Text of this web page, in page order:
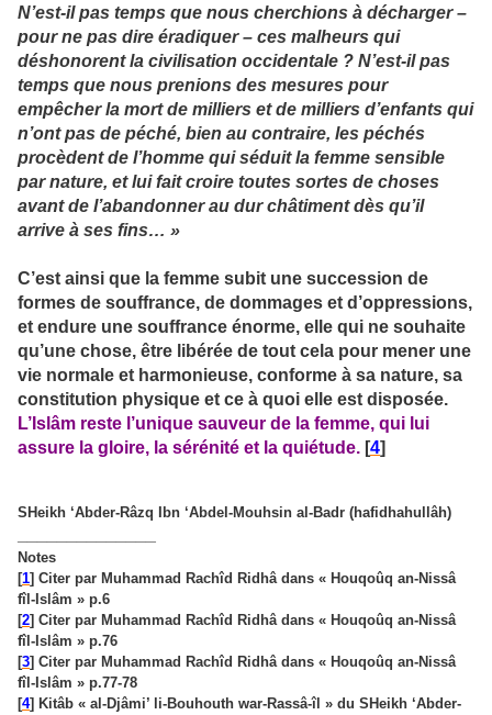
N’est-il pas temps que nous cherchions à décharger –
pour ne pas dire éradiquer – ces malheurs qui
déshonorent la civilisation occidentale ? N’est-il pas
temps que nous prenions des mesures pour
empêcher la mort de milliers et de milliers d’enfants qui
n’ont pas de péché, bien au contraire, les péchés
procèdent de l’homme qui séduit la femme sensible
par nature, et lui fait croire toutes sortes de choses
avant de l’abandonner au dur châtiment dès qu’il
arrive à ses fins… »
C’est ainsi que la femme subit une succession de
formes de souffrance, de dommages et d’oppressions,
et endure une souffrance énorme, elle qui ne souhaite
qu’une chose, être libérée de tout cela pour mener une
vie normale et harmonieuse, conforme à sa nature, sa
constitution physique et ce à quoi elle est disposée.
L’Islâm reste l’unique sauveur de la femme, qui lui
assure la gloire, la sérénité et la quiétude. [4]
SHeikh ‘Abder-Râzq Ibn ‘Abdel-Mouhsin al-Badr (hafidhahullâh)
Notes
[1] Citer par Muhammad Rachîd Ridhâ dans « Houqoûq an-Nissâ
fîl-Islâm » p.6
[2] Citer par Muhammad Rachîd Ridhâ dans « Houqoûq an-Nissâ
fîl-Islâm » p.76
[3] Citer par Muhammad Rachîd Ridhâ dans « Houqoûq an-Nissâ
fîl-Islâm » p.77-78
[4] Kitâb « al-Djâmi’ li-Bouhouth war-Rassâ-îl » du SHeikh ‘Abder-